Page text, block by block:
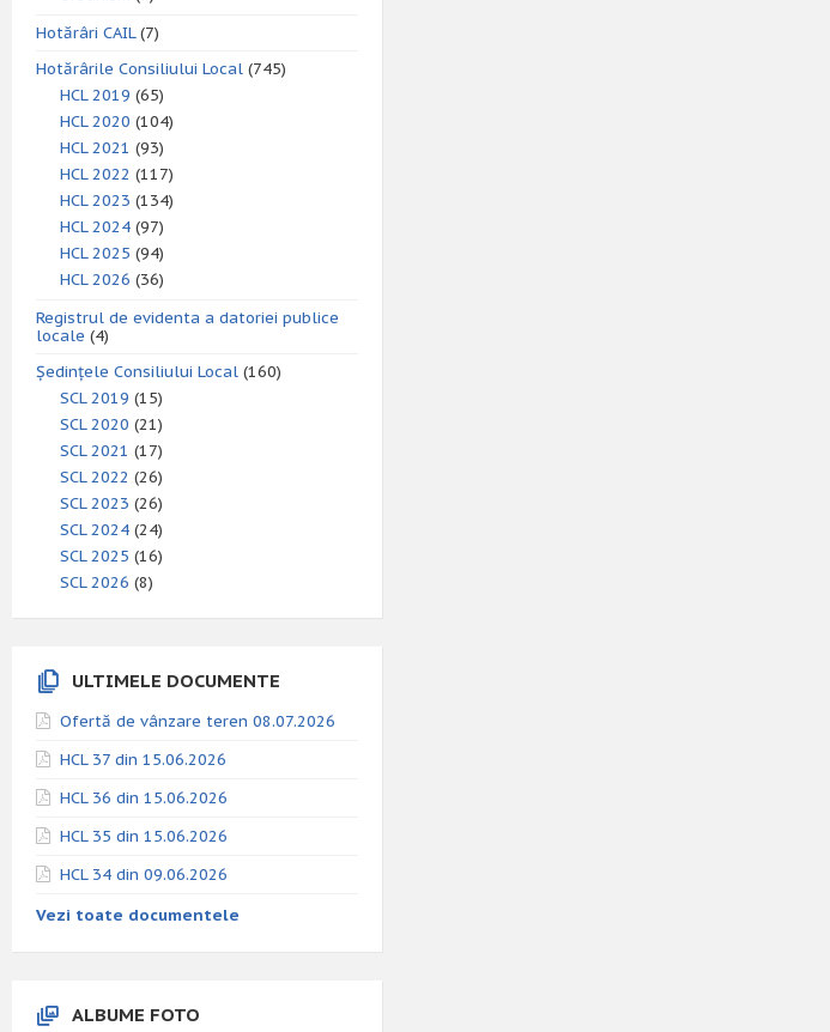
Hotărâri CAIL(7)
Hotărârile Consiliului Local (745)
HCL 2019 (65)
HCL 2020 (104)
HCL 2021 (93)
HCL 2022 (117)
HCL 2023 (134)
HCL 2024 (97)
HCL 2025 (94)
HCL 2026 (36)
Registrul de evidenta a datoriei publice
locale (4)
Ședințele Consiliului Local (160)
SCL 2019 (15)
SCL 2020 (21)
SCL 2021 (17)
SCL 2022 (26)
SCL 2023 (26)
SCL 2024 (24)
SCL 2025 (16)
SCL 2026 (8)
ULTIMELE DOCUMENTE
Ofertă de vânzare teren 08.07.2026
HCL 37 din 15.06.2026
HCL 36 din 15.06.2026
HCL 35 din 15.06.2026
HCL 34 din 09.06.2026
Vezi toate documentele
ALBUME FOTO